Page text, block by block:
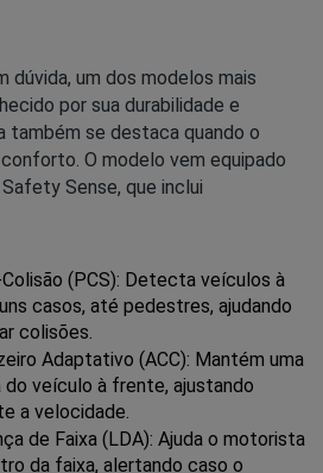
dúvida, um dos modelos mais
por sua durabilidade e
também se destaca quando o
O modelo vem equipado
Sense, que inclui
(PCS): Detecta veículos à
casos, até pedestres, ajudando
colisões.
Adaptativo (ACC): Mantém uma
do veículo à frente, ajustando
a velocidade.
de Faixa (LDA): Ajuda o motorista
da faixa, alertando caso o